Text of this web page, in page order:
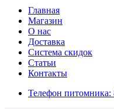
Главная
Магазин
О нас
Доставка
Система скидок
Статьи
Контакты
Телефон питомника: